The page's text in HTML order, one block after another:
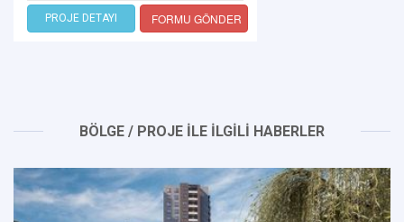
PROJE DETAYI FORMU GÖNDER
BÖLGE / PROJE İLE İLGİLİ HABERLER